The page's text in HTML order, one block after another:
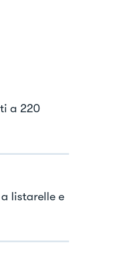
a 220
listarelle e